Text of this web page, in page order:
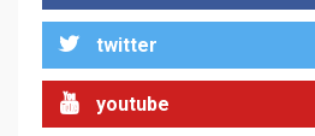
twitter
youtube